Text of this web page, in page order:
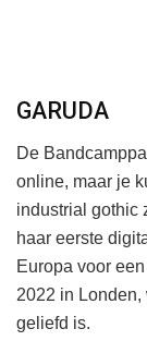
GARUDA
De
online, maar je
industrial gothic
haar eerste
Europa voor
2022 in
geliefd is.